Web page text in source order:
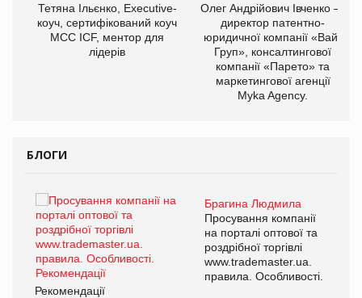
Тетяна Ільєнко, Executive-
коуч, сертифікований коуч
МСС ICF, ментор для
лідерів
Олег Андрійович Івченко —
директор патентно-
юридичної компанії «Вайз
Груп», консалтингової
компанії «Парето» та
маркетингової агенції
Myka Agency.
БЛОГИ
Брагина Людмила
Просування компанії
на порталі оптової та
роздрібної торгівлі
www.trademaster.ua.
правила. Особливості.
Рекомендації